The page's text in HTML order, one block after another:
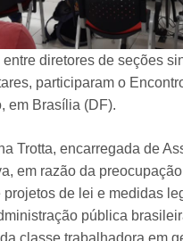
diretores de seções
participaram o
em Brasília (DF).
Trotta, encarregada de
em razão da
de lei e medidas
pública